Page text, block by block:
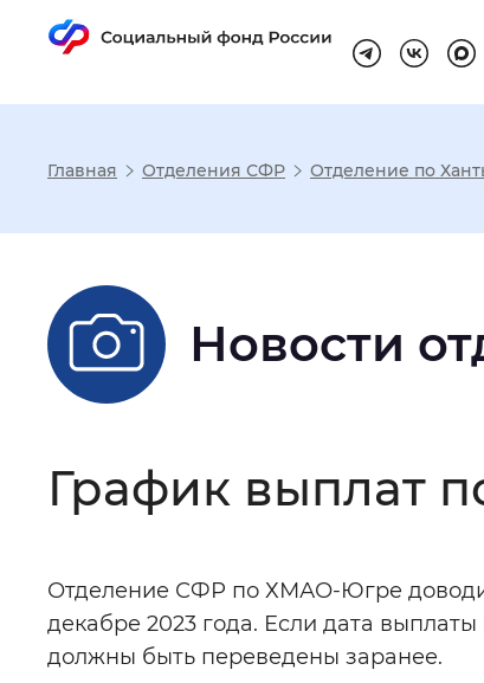
Настройка
Размер шрифта
Шрифт
Интервал между буквами
Цвет сайта: Монохромный
Главная Отделения СФР Отделение по
Новости
График выплат
Отделение СФР по ХМАО-Югре
декабре 2023 года. Если дата
должны быть переведены заранее.